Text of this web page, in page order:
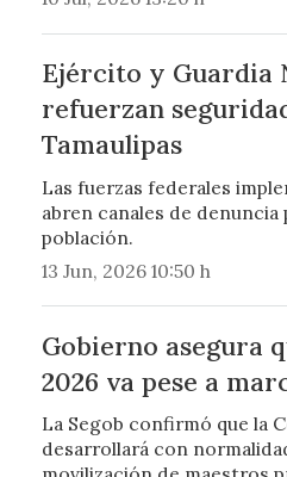
Ejército y Guardia
refuerzan
Tamaulipas
Las fuerzas federales
abren canales de denuncia
población.
13 Jun, 2026 10:50 h
Gobierno asegura
2026 va pese a
La Segob confirmó que la
desarrollará con